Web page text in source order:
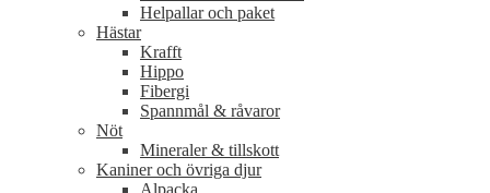
Helpallar och paket
Hästar
Krafft
Hippo
Fibergi
Spannmål & råvaror
Nöt
Mineraler & tillskott
Kaniner och övriga djur
Alpacka